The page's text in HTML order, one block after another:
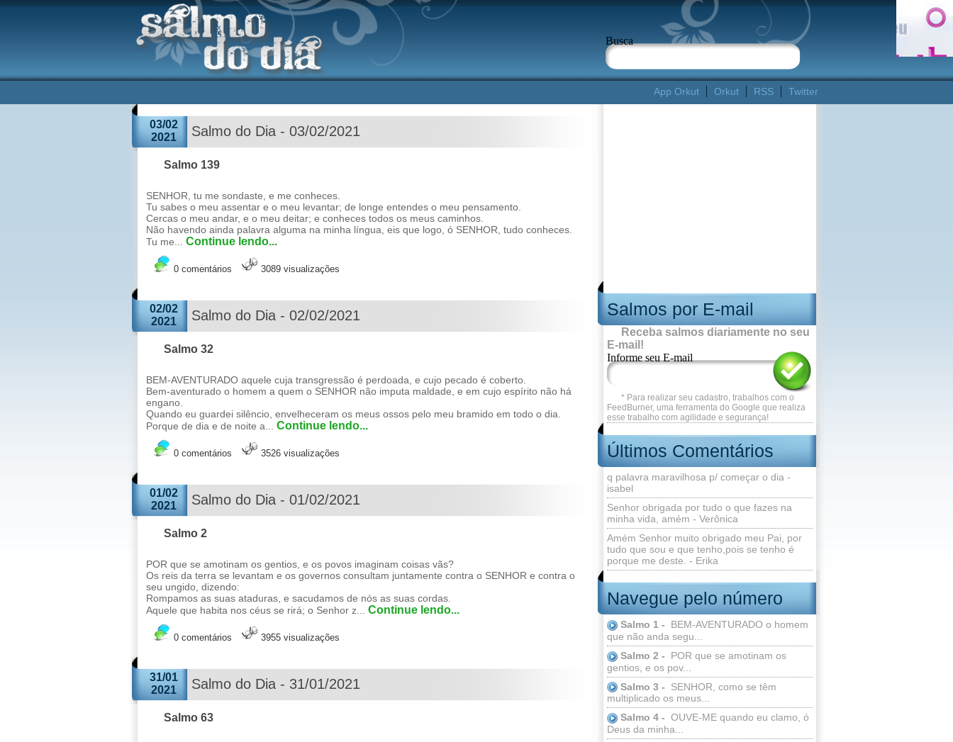
Busca
App Orkut Orkut RSS Twitter
Salmos por E-mail
Receba salmos diariamente no seu
E-mail!
Informe seu E-mail
* Para realizar seu cadastro, trabalhos com o
FeedBurner, uma ferramenta do Google que realiza
esse trabalho com agilidade e segurança!
Últimos Comentários
q palavra maravilhosa p/ começar o dia -
isabel
Senhor obrigada por tudo o que fazes na
minha vida, amém - Verônica
Amém Senhor muito obrigado meu Pai, por
tudo que sou e que tenho,pois se tenho é
porque me deste. - Erika
Navegue pelo número
Salmo 1 -
BEM-AVENTURADO o homem
que não anda segu...
Salmo 2 -
POR que se amotinam os
gentios, e os pov...
Salmo 3 -
SENHOR, como se têm
multiplicado os meus...
Salmo 4 - OUVE-ME quando eu clamo, ó
Deus da minha...
03/02
2021
Salmo do Dia - 03/02/2021
Salmo 139
SENHOR, tu me sondaste, e me conheces.
Tu sabes o meu assentar e o meu levantar; de longe entendes o meu pensamento.
Cercas o meu andar, e o meu deitar; e conheces todos os meus caminhos.
Não havendo ainda palavra alguma na minha língua, eis que logo, ó SENHOR, tudo conheces.
Tu me... Continue lendo...
0 comentários 3089 visualizações
02/02
2021
Salmo do Dia - 02/02/2021
Salmo 32
BEM-AVENTURADO aquele cuja transgressão é perdoada, e cujo pecado é coberto.
Bem-aventurado o homem a quem o SENHOR não imputa maldade, e em cujo espírito não há
engano.
Quando eu guardei silêncio, envelheceram os meus ossos pelo meu bramido em todo o dia.
Porque de dia e de noite a... Continue lendo...
0 comentários 3526 visualizações
01/02
2021
Salmo do Dia - 01/02/2021
Salmo 2
POR que se amotinam os gentios, e os povos imaginam coisas vãs?
Os reis da terra se levantam e os governos consultam juntamente contra o SENHOR e contra o
seu ungido, dizendo:
Rompamos as suas ataduras, e sacudamos de nós as suas cordas.
Aquele que habita nos céus se rirá; o Senhor z... Continue lendo...
0 comentários 3955 visualizações
31/01
2021
Salmo do Dia - 31/01/2021
Salmo 63